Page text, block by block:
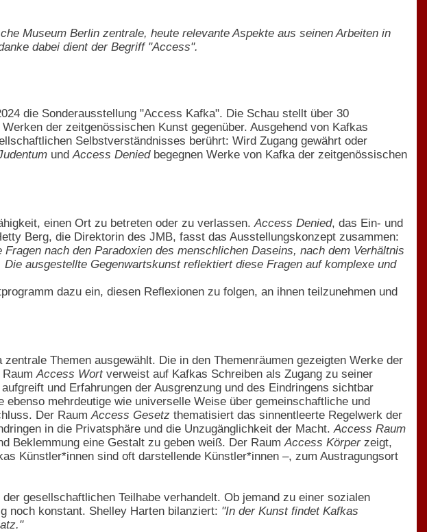
Museum Berlin zentrale, heute relevante Aspekte aus seinen Arbeiten in
dabei dient der Begriff "Access".
die Sonderausstellung "Access Kafka". Die Schau stellt über 30
der zeitgenössischen Kunst gegenüber. Ausgehend von Kafkas
Selbstverständnisses berührt: Wird Zugang gewährt oder
undAccess Deniedbegegnen Werke von Kafka der zeitgenössischen
einen Ort zu betreten oder zu verlassen.Access Denied, das Ein- und
Berg, die Direktorin des JMB, fasst das Ausstellungskonzept zusammen:
nach den Paradoxien des menschlichen Daseins, nach dem Verhältnis
ausgestellte Gegenwartskunst reflektiert diese Fragen auf komplexe und
dazu ein, diesen Reflexionen zu folgen, an ihnen teilzunehmen und
Themen ausgewählt. Die in den Themenräumen gezeigten Werke der
RaumAccess Wortverweist auf Kafkas Schreiben als Zugang zu seiner
und Erfahrungen der Ausgrenzung und des Eindringens sichtbar
ebenso mehrdeutige wie universelle Weise über gemeinschaftliche und
Der RaumAccess Gesetz thematisiert das sinnentleerte Regelwerk der
in die Privatsphäre und die Unzugänglichkeit der Macht.Access Raum
Beklemmung eine Gestalt zu geben weiß. Der RaumAccess Körperzeigt,
Künstler*innen sind oft darstellende Künstler*innen –, zum Austragungsort
gesellschaftlichen Teilhabe verhandelt. Ob jemand zu einer sozialen
noch konstant. Shelley Harten bilanziert: "In der Kunst findet Kafkas